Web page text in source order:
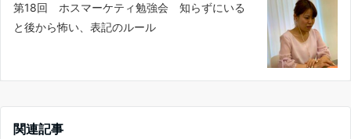
第18回 ホスマーケティ勉強会 知らずにいる
と後から怖い、表記のルール
関連記事